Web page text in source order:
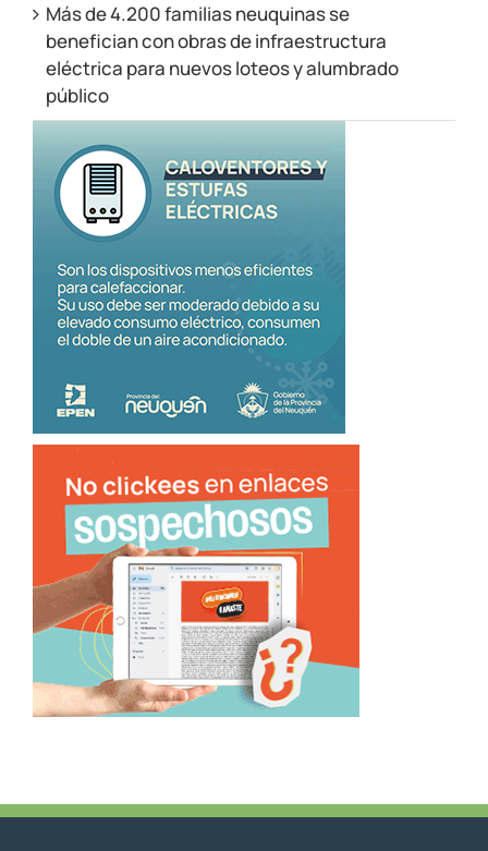
Más de 4.200 familias neuquinas se
benefician con obras de infraestructura
eléctrica para nuevos loteos y alumbrado
público